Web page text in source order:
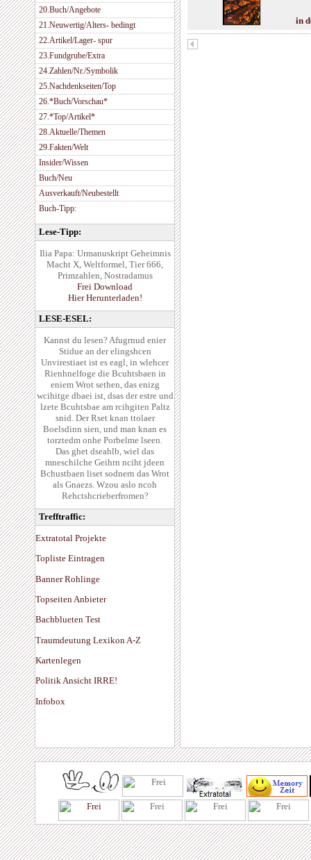
20.Buch/Angebote
21.Neuwertig/Alters- bedingt
22.Artikel/Lager- spur
23.Fundgrube/Extra
24.Zahlen/Nr./Symbolik
25.Nachdenkseiten/Top
26.*Buch/Vorschau*
27.*Top/Artikel*
28.Aktuelle/Themen
29.Fakten/Welt
Insider/Wissen
Buch/Neu
Ausverkauft/Neubestellt
Buch-Tipp:
Lese-Tipp:
Ilia Papa: Urmanuskript Geheimnis
Macht X, Weltformel, Tier 666,
Primzahlen, Nostradamus
Frei Download
Hier Herunterladen!
LESE-ESEL:
Kannst du lesen? Afugrnud enier
Stidue an der elingshcen
Unvirestiaet ist es eagl, in wlehcer
Rienhnelfoge die Bcuhtsbaen in
eniem Wrot sethen, das enizg
wcihitge dbaei ist, dsas der estre und
lzete Bcuhtsbae am rcihgiten Paltz
snid. Der Rset knan ttolaer
Boelsdinn sien, und man knan es
torztedm onhe Porbelme lseen.
Das ghet dseahlb, wiel das
mneschilche Geihrn nciht jdeen
Bchustbaen liset sodnern das Wrot
als Gnaezs. Wzou aslo ncoh
Rehctshcrieberfromen?
Trefftraffic:
Extratotal Projekte
Topliste Eintragen
Banner Rohlinge
Topseiten Anbieter
Bachblueten Test
Traumdeutung Lexikon A-Z
Kartenlegen
Politik Ansicht IRRE!
Infobox
in